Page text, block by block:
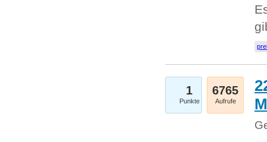
1
Punkte
6765
Aufrufe